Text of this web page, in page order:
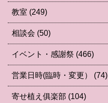
教室 (249)
相談会 (50)
イベント・感謝祭 (466)
営業日時(臨時・変更） (74)
寄せ植え俱楽部 (104)